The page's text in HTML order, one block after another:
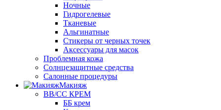
Ночные
Гидрогелевые
Тканевые
Альгинатные
Стикеры от черных точек
Аксессуары для масок
Проблемная кожа
Солнцезащитные средства
Салонные процедуры
Макияж
BB/CC КРЕМ
ББ крем